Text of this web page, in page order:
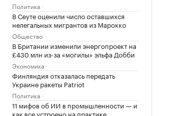
Политика
В Сеуте оценили число оставшихся
нелегальных мигрантов из Марокко
Общество
В Британии изменили энергопроект на
£430 млн из-за «могилы» эльфа Добби
Экономика
Финляндия отказалась передать
Украине ракеты Patriot
Политика
11 мифов об ИИ в промышленности — и
как все устроено на практике